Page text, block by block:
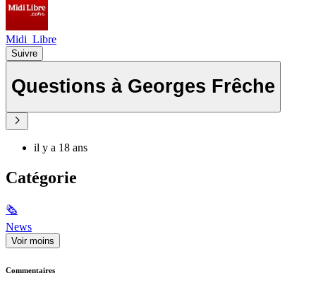
Midi_Libre
Suivre
Questions à Georges Frêche
il y a 18 ans
Catégorie
🗞
News
Voir moins
Commentaires